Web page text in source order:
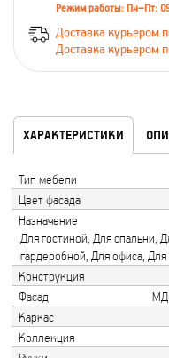
Режим работы: Пн–Пт:
Доставка курьером
Доставка курьером
ХАРАКТЕРИСТИКИ
Тип мебели
Цвет фасада
Назначение
Для гостиной, Для спальни,
гардеробной, Для офиса,
Конструкция
Фасад
Каркас
Коллекция